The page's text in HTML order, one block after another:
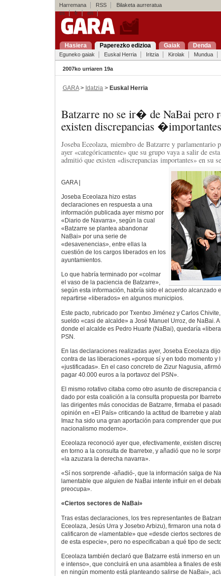
Harremana RSS
Bilaketa aurreratua
es
fr en
Hasiera Paperezko edizioa Gaiak Denda
Eguneko gaiak Euskal Herria Iritzia Kirolak Mundua
2007ko urriaren 19a
GARA> Idatzia > Euskal Herria
Batzarre no se ir� de NaBai pero
existen discrepancias
Joseba Eceolaza, miembro de Batzarre y parlamentario
ayer «categóricamente» que su grupo vaya a salir de
admitió que existen «discrepancias importantes» en su
GARA |
Joseba Eceolaza hizo estas
declaraciones en respuesta a una
información publicada ayer mismo por
«Diario de Navarra», según la cual
«Batzarre se plantea abandonar
NaBai» por una serie de
«desavenencias», entre ellas la
cuestión de los cargos liberados en los
ayuntamientos.
Lo que habría terminado por «colmar
el vaso de la paciencia de Batzarre»,
según esta información, habría sido el acuerdo alcanzado
repartirse «liberados» en algunos municipios.
Este pacto, rubricado por Txentxo Jiménez y Carlos
sueldo «casi de alcalde» a José Manuel Urroz, de NaBai.
donde el alcalde es Pedro Huarte (NaBai), quedaría
PSN.
En las declaraciones realizadas ayer, Joseba Eceolaza
contra de las liberaciones «porque sí y en todo momento y
«justificadas». En el caso concreto de Zizur Nagusia,
pagar 40.000 euros a la portavoz del PSN».
El mismo rotativo citaba como otro asunto de discrepancia
dado por esta coalición a la consulta propuesta por
las dirigentes más conocidas de Batzarre, firmaba el
opinión en «El País» criticando la actitud de Ibarretxe y
Imaz ha sido una gran aportación para comprender que
nacionalismo moderno».
Eceolaza reconoció ayer que, efectivamente, existen
en torno a la consulta de Ibarretxe, y añadió que no le
«la azuzara la derecha navarra».
«Sí nos sorprende -añadió-, que la información salga de
lamentable que alguien de NaBai intente influir en el
preocupa».
«Ciertos sectores de NaBai»
Tras estas declaraciones, los tres representantes de
Eceolaza, Jesús Urra y Josetxo Arbizu), firmaron una nota
calificaron de «lamentable» que «desde ciertos sectores
de esta especie», pero no especificaban a qué tipo de
Eceolaza también declaró que Batzarre está inmerso en
e intenso», que concluirá en una asamblea a finales de
en ningún momento está planteando salirse de NaBai»,